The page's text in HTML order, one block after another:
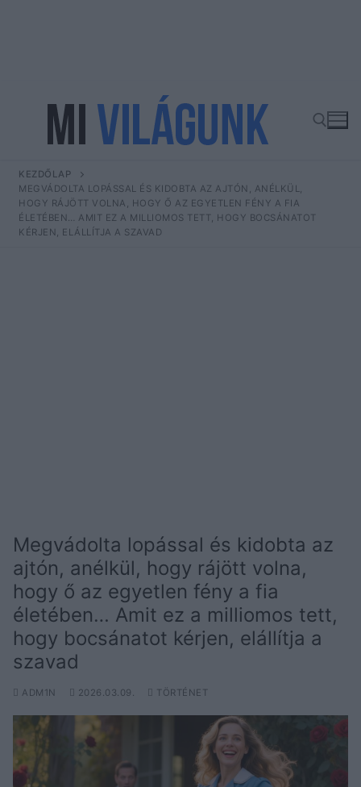
tartalomra
Keresése:
KEZDŐLAP
MEGVÁDOLTA LOPÁSSAL ÉS KIDOBTA AZ AJTÓN, ANÉLKÜL,
HOGY RÁJÖTT VOLNA, HOGY Ő AZ EGYETLEN FÉNY A FIA
ÉLETÉBEN… AMIT EZ A MILLIOMOS TETT, HOGY BOCSÁNATOT
KÉRJEN, ELÁLLÍTJA A SZAVAD
Megvádolta lopással és kidobta az
ajtón, anélkül, hogy rájött volna,
hogy ő az egyetlen fény a fia
életében… Amit ez a milliomos tett,
hogy bocsánatot kérjen, elállítja a
szavad
ADM1N 2026.03.09. TÖRTÉNET